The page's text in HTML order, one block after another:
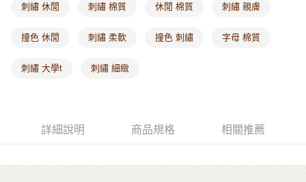
海外配送-港/澳/新/馬/泰國專屬 查看運費
海外配送-其他亞洲地區 查看運費
刺繡 休閒 刺繡 棉質 休閒 棉質 刺繡 親膚
撞色 休閒 刺繡 柔軟 撞色 刺繡 字母 棉質
刺繡 大學t 刺繡 細緻
詳細說明 商品規格 相關推薦